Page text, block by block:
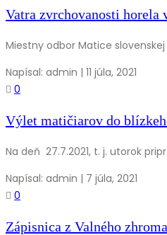
Vatra zvrchovanosti horela
Miestny odbor Matice
Napísal: admin | 11 júla, 2021
0
Výlet matičiarov do
Na deň 27.7.2021, t. j. utorok
Napísal: admin | 7 júla, 2021
0
Zápisnica z Valného